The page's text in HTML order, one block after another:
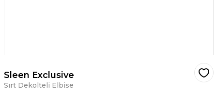
Sleen Exclusive
Sırt Dekolteli Elbise